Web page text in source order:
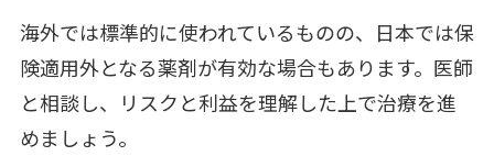
海外では標準的に使われているものの、日本では保
険適用外となる薬剤が有効な場合もあります。医師
と相談し、リスクと利益を理解した上で治療を進
めましょう。